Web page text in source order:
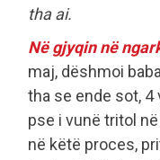
tha ai.
Në gjyqin në
maj, dëshmoi
tha se ende sot, 4
pse i vunë tritol
në këtë proces,